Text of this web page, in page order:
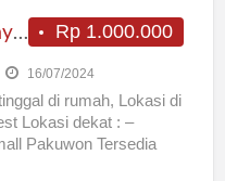
Rp 1.000.000
Mini Kos Wiyung Surabaya Barat
16/07/2024
di rumah, Lokasi di
Lokasi dekat : –
Pakuwon Tersedia